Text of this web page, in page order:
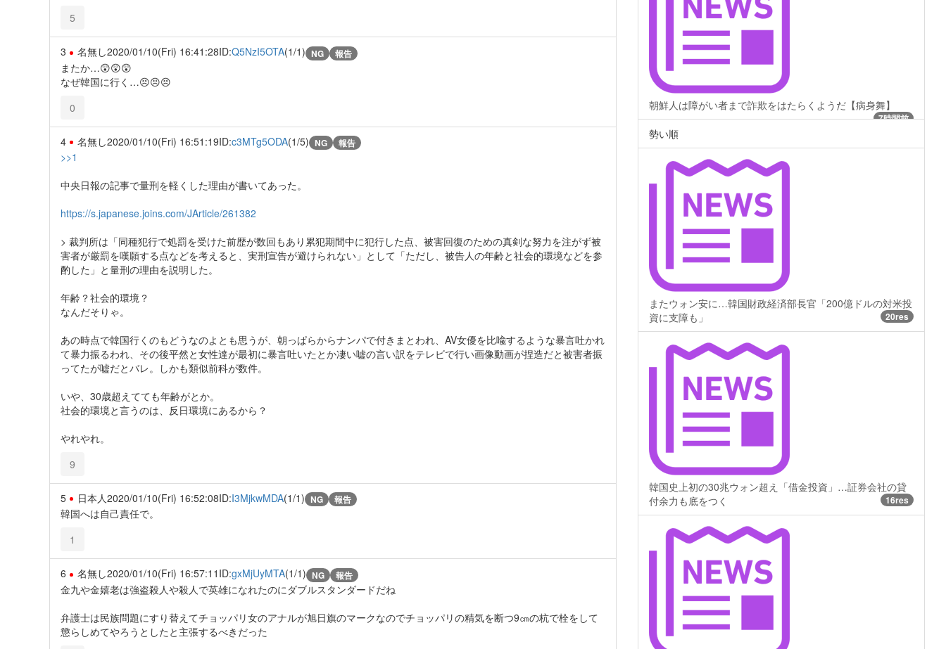
5
3 名無し2020/01/10(Fri) 16:41:28ID:Q5NzI5OTA(1/1) NG 報告
またか…😲😲😲
なぜ韓国に行く…😣😣😣
0
4 名無し2020/01/10(Fri) 16:51:19ID:c3MTg5ODA(1/5) NG 報告
>>1
中央日報の記事で量刑を軽くした理由が書いてあった。
https://s.japanese.joins.com/JArticle/261382
> 裁判所は「同種犯行で処罰を受けた前歴が数回もあり累犯期間中に犯行した点、被害回復のための真剣な努力を注がず被
害者が厳罰を嘆願する点などを考えると、実刑宣告が避けられない」として「ただし、被告人の年齢と社会的環境などを参
酌した」と量刑の理由を説明した。
年齢？社会的環境？
なんだそりゃ。
あの時点で韓国行くのもどうなのよとも思うが、朝っぱらからナンパで付きまとわれ、AV女優を比喩するような暴言吐かれ
て暴力振るわれ、その後平然と女性達が最初に暴言吐いたとか凄い嘘の言い訳をテレビで行い画像動画が捏造だと被害者振
ってたが嘘だとバレ。しかも類似前科が数件。
いや、30歳超えてても年齢がとか。
社会的環境と言うのは、反日環境にあるから？
やれやれ。
9
5 日本人2020/01/10(Fri) 16:52:08ID:I3MjkwMDA(1/1) NG 報告
韓国へは自己責任で。
1
6 名無し2020/01/10(Fri) 16:57:11 ID:gxMjUyMTA(1/1) NG 報告
金九や金嬉老は強盗殺人や殺人で英雄になれたのにダブルスタンダードだね
弁護士は民族問題にすり替えてチョッパリ女のアナルが旭日旗のマークなのでチョッパリの精気を断つ9㎝の杭で栓をして
懲らしめてやろうとしたと主張するべきだった
朝鮮人は障がい者まで詐欺をはたらくようだ【病身舞】
7時間前
勢い順
またウォン安に…韓国財政経済部長官「200億ドルの対米投
資に支障も」
20res
韓国史上初の30兆ウォン超え「借金投資」…証券会社の貸
付余力も底をつく
16res